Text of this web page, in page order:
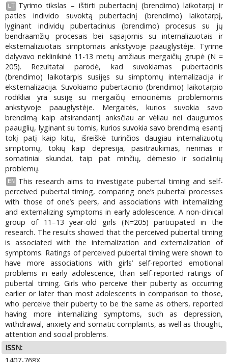
LT
Tyrimo tikslas – ištirti pubertacinį (brendimo) laikotarpį ir
paties individo suvoktą pubertacinį (brendimo) laikotarpį,
lyginant individų pubertacinius (brendimo) procesus su jų
bendraamžių procesais bei sąsajomis su internalizuotais ir
eksternalizuotais simptomais ankstyvoje paauglystėje. Tyrime
dalyvavo neklinikinė 11-13 metų amžiaus mergaičių grupė (N =
205). Rezultatai parodė, kad suvokiamas pubertacinis
(brendimo) laikotarpis susijęs su simptomų internalizacija ir
eksternalizacija. Suvokiamo pubertacinio (brendimo) laikotarpio
rodikliai yra susiję su mergaičių emocinėmis problemomis
ankstyvoje paauglystėje. Mergaitės, kurios suvokia savo
brendimą kaip atsirandantį anksčiau ar vėliau nei daugumos
paauglių, lyginant su tomis, kurios suvokia savo brendimą esantį
tokį patį kaip kitų, išreiškė turinčios daugiau internalizuotų
simptomų, tokių kaip depresija, pasitraukimas, nerimas ir
somatiniai skundai, taip pat minčių, dėmesio ir socialinių
problemų.
EN
This research aims to investigate pubertal timing and self-
perceived pubertal timing, comparing one’s pubertal processes
with those of one’s peers, and associations with internalizing
and externalizing symptoms in early adolescence. A non-clinical
group of 11–13 year-old girls (N=205) participated in the
research. The results showed that the perceived pubertal timing
is associated with the internalization and externalization of
symptoms. Ratings of perceived pubertal timing were shown to
have more associations with girls’ self-reported emotional
problems in early adolescence, than self-reported ratings of
pubertal timing. Girls who perceive their puberty as occurring
earlier or later than most adolescents in comparison to those,
who perceive their puberty to be the same as others, reported
having more internalizing symptoms, such as depression,
withdrawal, anxiety and somatic complaints, as well as thought,
attention and social problems.
ISSN: